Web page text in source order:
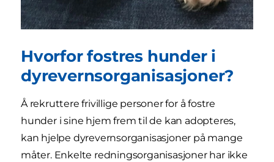
Hvorfor fostres hunder i
dyrevernsorganisasjoner?
Å rekruttere frivillige personer for å fostre
hunder i sine hjem frem til de kan adopteres,
kan hjelpe dyrevernsorganisasjoner på mange
måter. Enkelte redningsorganisasjoner har ikke